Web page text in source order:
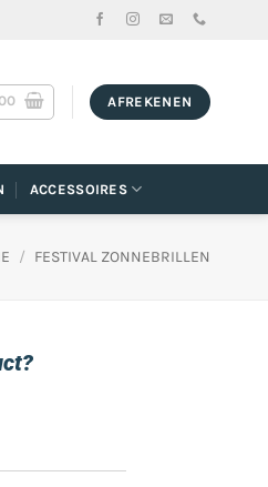
AFREKENEN
ACCESSOIRES
/ FESTIVAL ZONNEBRILLEN